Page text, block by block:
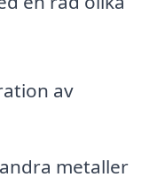
av
metaller